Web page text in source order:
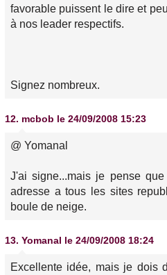
favorable puissent le dire et
à nos leader respectifs.
Signez nombreux.
12. mcbob le 24/09/2008 15:23
@ Yomanal
J'ai signe...mais je pense
adresse a tous les sites
boule de neige.
13. Yomanal le 24/09/2008 18:24
Excellente idée, mais je dois